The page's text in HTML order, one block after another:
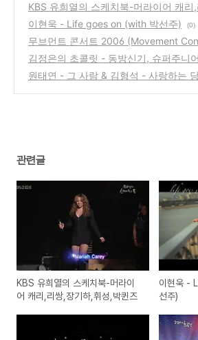
KBS 유희열의 스케치북-머라이어 캐리
장기하,휘성,박퀸즈
(0)
이현욱 - Life goes on (with 박선주) (0)
무브먼트 콘서트 2006 (Movement
- 힙합 패밀리 합동 공연 실황
(0)
김정은의 초콜릿 - 동방신기, 슈퍼주니
진보기)
(2)
원태연 - 그 사람 & 김형석 - 사랑하는
관련글
KBS 유희열의 스케치북-머라이
어 캐리,리쌍,장기하,휘성,박퀸즈
이현욱 -
선주)